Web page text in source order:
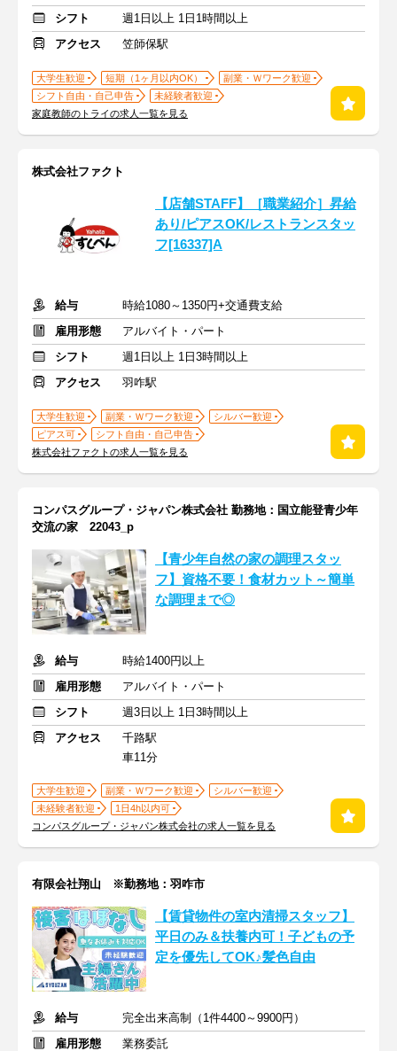
シフト
週1日以上 1日1時間以上
アクセス
笠師保駅
大学生歓迎 短期（1ヶ月以内OK）
副業・Ｗワーク歓迎
シフト自由・自己申告
未経験者歓迎
家庭教師のトライの求人一覧を見る
株式会社ファクト
【店舗STAFF】［職業紹介］昇給
あり/ピアスOK/レストランスタッ
フ[16337]A
給与
時給1080～1350円+交通費支給
雇用形態
アルバイト・パート
シフト
週1日以上 1日3時間以上
アクセス
羽咋駅
大学生歓迎 副業・Ｗワーク歓迎
シルバー歓迎
ピアス可
シフト自由・自己申告
株式会社ファクトの求人一覧を見る
コンパスグループ・ジャパン株式会社 勤務地：国立能登青少年
交流の家 22043_p
【青少年自然の家の調理スタッ
フ】資格不要！食材カット～簡単
な調理まで◎
給与
時給1400円以上
雇用形態
アルバイト・パート
シフト
週3日以上 1日3時間以上
アクセス
千路駅
車11分
大学生歓迎 副業・Ｗワーク歓迎
シルバー歓迎
未経験者歓迎
1日4h以内可
コンパスグループ・ジャパン株式会社の求人一覧を見る
有限会社翔山 ※勤務地：羽咋市
【賃貸物件の室内清掃スタッフ】
平日のみ＆扶養内可！子どもの予
定を優先してOK♪髪色自由
給与
完全出来高制（1件4400～9900円）
雇用形態
業務委託